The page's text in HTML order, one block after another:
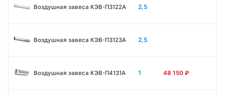
Воздушная завеса КЭВ-П3122A 2,5
Воздушная завеса КЭВ-П3123A 2,5
Воздушная завеса КЭВ-П4131A 1 48 150 ₽